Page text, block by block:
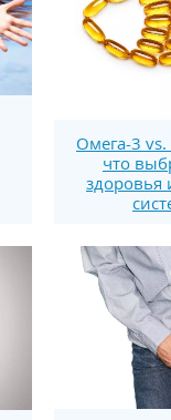
Омега-3
что